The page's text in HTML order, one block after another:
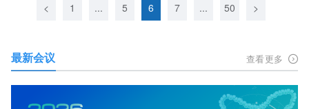
< 1 ... 5 6 7 ... 50 >
最新会议 查看更多